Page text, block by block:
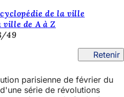
de la ville
ville de A à Z
49
Retenir
parisienne de février du
série de révolutions